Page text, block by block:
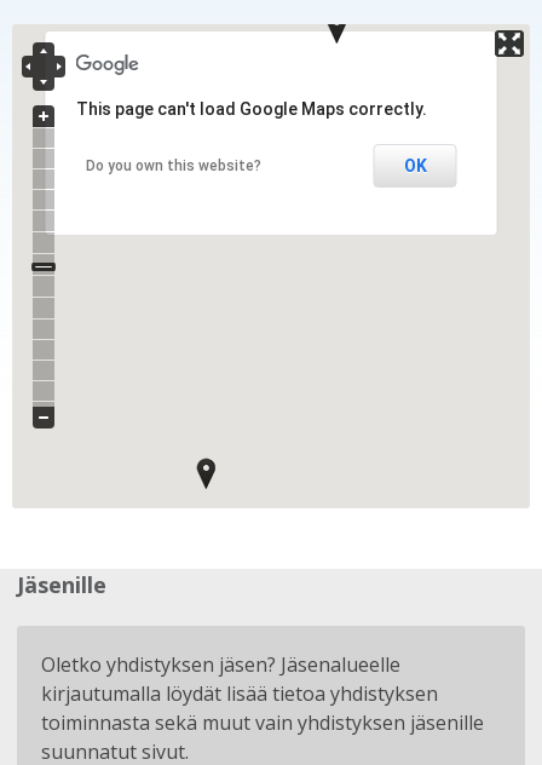
This page can't load Google Maps correctly.
Do you own this website? OK
Jäsenille
Oletko yhdistyksen jäsen? Jäsenalueelle
kirjautumalla löydät lisää tietoa yhdistyksen
toiminnasta sekä muut vain yhdistyksen jäsenille
suunnatut sivut.